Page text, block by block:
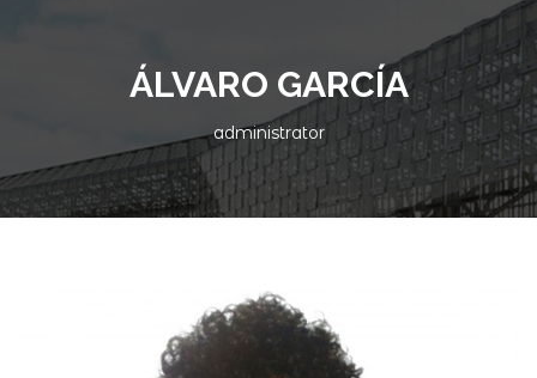
ÁLVARO GARCÍA
administrator